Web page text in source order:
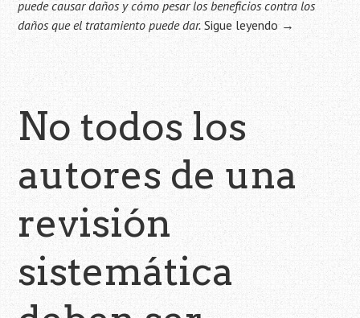
puede causar daños y cómo pesar los beneficios contra los
daños que el tratamiento puede dar. Sigue leyendo →
No todos los
autores de una
revisión
sistemática